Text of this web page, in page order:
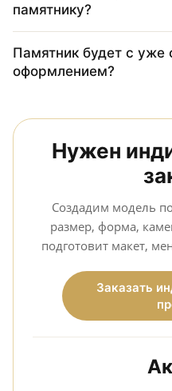
памятнику?
Памятник будет с уже
оформлением?
Нужен
Создадим модель
размер, форма,
подготовит макет,
Заказать